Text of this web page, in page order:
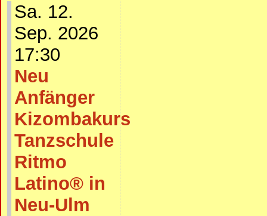
Sa. 12.
Sep. 2026
17:30
Neu
Anfänger
Kizombakurs
Tanzschule
Ritmo
Latino® in
Neu-Ulm